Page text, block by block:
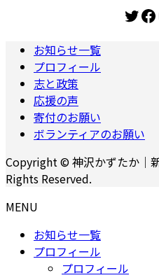
送
り
お知らせ一覧
プロフィール
志と政策
応援の声
寄付のお願い
ボランティアのお願い
Copyright © 神沢かずたか｜
Rights Reserved.
MENU
お知らせ一覧
プロフィール
プロフィール